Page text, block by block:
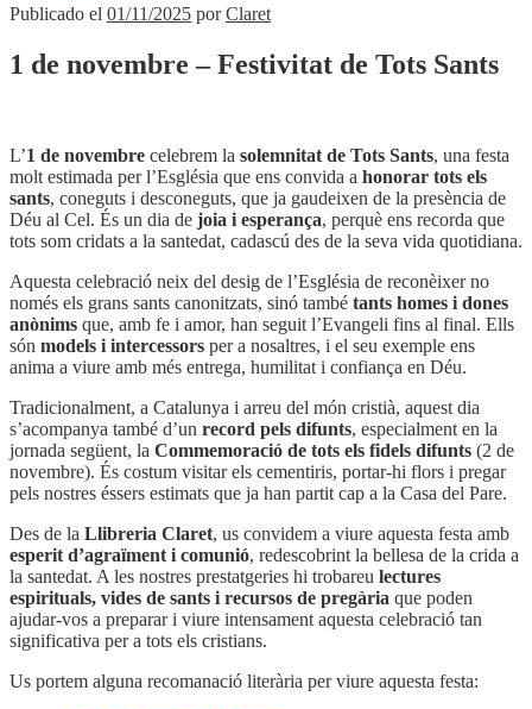
Publicado el 01/11/2025 porClaret
1 de novembre – Festivitat de Tots Sants
L’1 de novembre celebrem la solemnitat de Tots Sants, una festa
molt estimada per l’Església que ens convida a honorar tots els
sants, coneguts i desconeguts, que ja gaudeixen de la presència de
Déu al Cel. És un dia de joia i esperança, perquè ens recorda que
tots som cridats a la santedat, cadascú des de la seva vida quotidiana.
Aquesta celebració neix del desig de l’Església de reconèixer no
només els grans sants canonitzats, sinó també tants homes i dones
anònims que, amb fe i amor, han seguit l’Evangeli fins al final. Ells
són models i intercessors per a nosaltres, i el seu exemple ens
anima a viure amb més entrega, humilitat i confiança en Déu.
Tradicionalment, a Catalunya i arreu del món cristià, aquest dia
s’acompanya també d’un record pels difunts, especialment en la
jornada següent, la Commemoració de tots els fidels difunts (2 de
novembre). És costum visitar els cementiris, portar-hi flors i pregar
pels nostres éssers estimats que ja han partit cap a la Casa del Pare.
Des de la Llibreria Claret, us convidem a viure aquesta festa amb
esperit d’agraïment i comunió, redescobrint la bellesa de la crida a
la santedat. A les nostres prestatgeries hi trobareu lectures
espirituals, vides de sants i recursos de pregària que poden
ajudar-vos a preparar i viure intensament aquesta celebració tan
significativa per a tots els cristians.
Us portem alguna recomanació literària per viure aquesta festa: